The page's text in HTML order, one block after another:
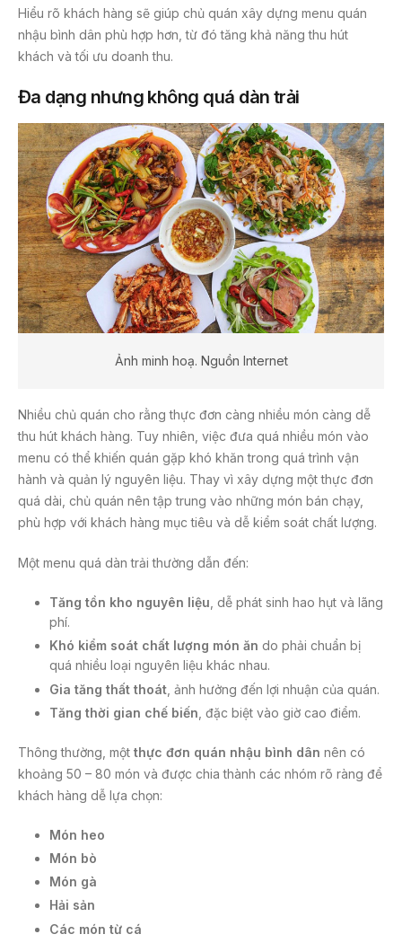
Hiểu rõ khách hàng sẽ giúp chủ quán xây dựng menu quán
nhậu bình dân phù hợp hơn, từ đó tăng khả năng thu hút
khách và tối ưu doanh thu.
Đa dạng nhưng không quá dàn trải
Ảnh minh hoạ. Nguồn Internet
Nhiều chủ quán cho rằng thực đơn càng nhiều món càng dễ
thu hút khách hàng. Tuy nhiên, việc đưa quá nhiều món vào
menu có thể khiến quán gặp khó khăn trong quá trình vận
hành và quản lý nguyên liệu. Thay vì xây dựng một thực đơn
quá dài, chủ quán nên tập trung vào những món bán chạy,
phù hợp với khách hàng mục tiêu và dễ kiểm soát chất lượng.
Một menu quá dàn trải thường dẫn đến:
Tăng tồn kho nguyên liệu , dễ phát sinh hao hụt và lãng
phí.
Khó kiểm soát chất lượng món ăn do phải chuẩn bị
quá nhiều loại nguyên liệu khác nhau.
Gia tăng thất thoát , ảnh hưởng đến lợi nhuận của quán.
Tăng thời gian chế biến , đặc biệt vào giờ cao điểm.
Thông thường, một thực đơn quán nhậu bình dân nên có
khoảng 50 – 80 món và được chia thành các nhóm rõ ràng để
khách hàng dễ lựa chọn:
Món heo
Món bò
Món gà
Hải sản
Các món từ cá